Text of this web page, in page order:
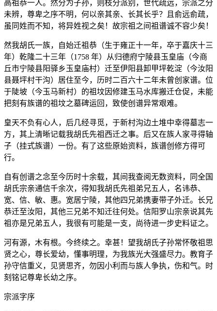
高祖恭一人。然分为子孙，则枝分派别，世代疏远，宗派之分
未辨，尊卑之序不明，何以亲其亲、长其长乎？且俞远俞疏，
虽同姓而不知，将异姓视之矣！故宗祖之间祖谱诚不容少矣！
然我胡氏一族，自始迁祖恭（生于雍正十一年，卒于嘉庆十三
年）乾隆二十三年（1758 年）从归德府宁陵县玉皇庙（今商
丘市宁陵县阳驿乡玉皇庙村）迁至伊阳县卸甲坪乾淀（今汝阳
县聂坪村干沟）居住至今，历时二百六十二年未曾创家谱。位
于陡坡（今玉马新村）的祖坟因修建玉马水库搬迁仓促，未能
把刻有族谱的祖坟之墓碑运回，致使创谱异常艰难。
皇天不负有心人，后几经寻觅，于新村沟边土堆中幸得墓志一
方，其上清晰记载我胡氏先祖西迁之事。后又在族人家寻得轴
子（挂式族谱）一份。有了这些原始资料，族谱创修方得可
行。
自有创谱之念至今历时十余载，其间我查阅无数资料，同全国
胡氏宗亲通信千余次，得知我胡氏先祖弟兄五人，名讳恭、
宽、信、敏、惠。宽居宁陵，其他四兄弟携妻带子外迁。长兄
恭迁至汝阳，其他三兄弟不知迁往何处。信阳罗山宗亲说其先
祖亦是兄弟五人，我很有可能是一支，尚待进一步史料证之。
河有源，木有根。今终续之。幸甚！望我胡氏子孙常怀敬祖思
贤之心，尊长爱幼，懂事明理，为我族光大强盛尽力。教育子
孙守信重义，见贤思齐，勿因小利而与族人争执，伤和气。时
刻铭记尊卑长幼之序。
宗派字序